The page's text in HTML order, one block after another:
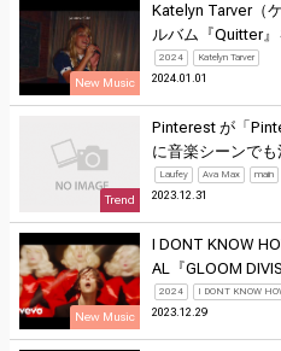
New Music
Katelyn Tarver（
ルバム『Quitter
2024 Katelyn Tarver
2024.01.01
Trend
Pinterest が「
に音楽シーンで
Laufey Ava Max main
2023.12.31
New Music
I DONT KNOW
AL『GLOOM
2024 I DONT KNOW
2023.12.29